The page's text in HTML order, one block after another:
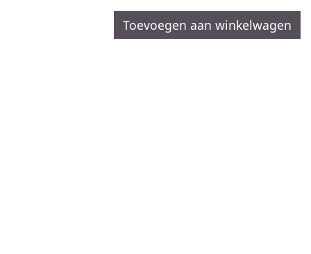
Toevoegen aan winkelwagen